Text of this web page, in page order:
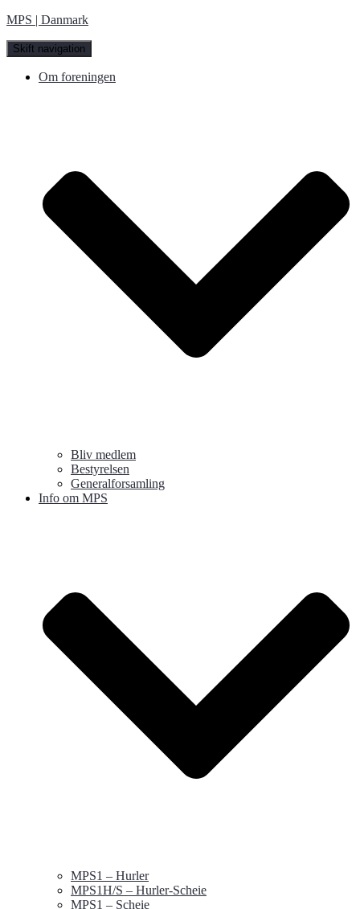
MPS | Danmark
Skift navigation
Om foreningen
Bliv medlem
Bestyrelsen
Generalforsamling
Info om MPS
MPS1 – Hurler
MPS1H/S – Hurler-Scheie
MPS1 – Scheie